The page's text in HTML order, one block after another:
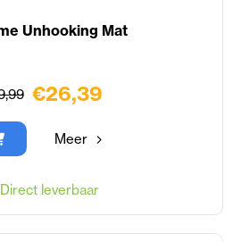
Unhooking Mat
€26,39
Meer
Direct leverbaar